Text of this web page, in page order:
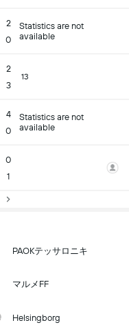
2
0
Statistics are not
available
2
3
13
4
0
Statistics are not
available
0
1
PAOKテッサロニキ
マルメFF
Helsingborg